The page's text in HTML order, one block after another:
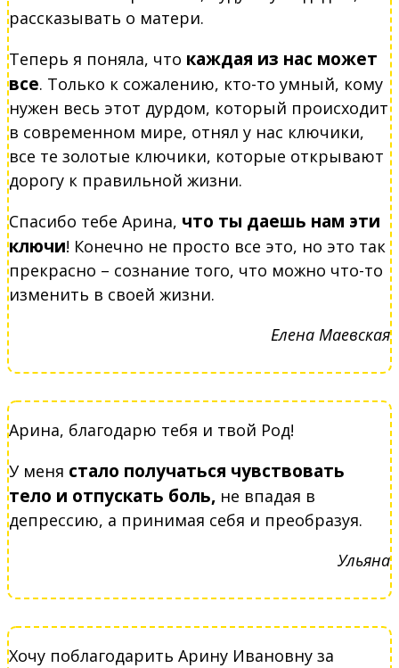
рассказывать о матери.
Теперь я поняла, что каждая из нас может
все. Только к сожалению, кто-то умный, кому
нужен весь этот дурдом, который происходит
в современном мире, отнял у нас ключики,
все те золотые ключики, которые открывают
дорогу к правильной жизни.
Спасибо тебе Арина, что ты даешь нам эти
ключи! Конечно не просто все это, но это так
прекрасно – сознание того, что можно что-то
изменить в своей жизни.
Елена Маевская
Арина, благодарю тебя и твой Род!
У меня стало получаться чувствовать
тело и отпускать боль, не впадая в
депрессию, а принимая себя и преобразуя.
Ульяна
Хочу поблагодарить Арину Ивановну за